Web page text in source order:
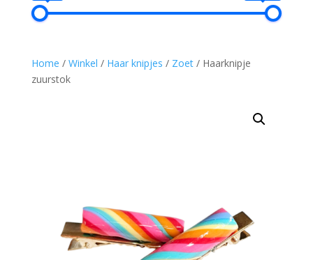
Home / Winkel / Haar knipjes / Zoet/ Haarknipje
zuurstok